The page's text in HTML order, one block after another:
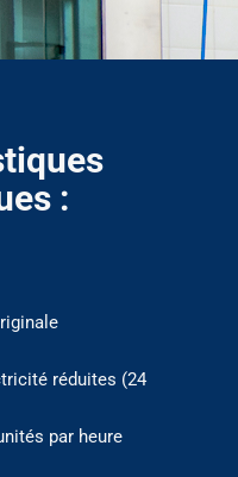
:
réduites (24
par heure